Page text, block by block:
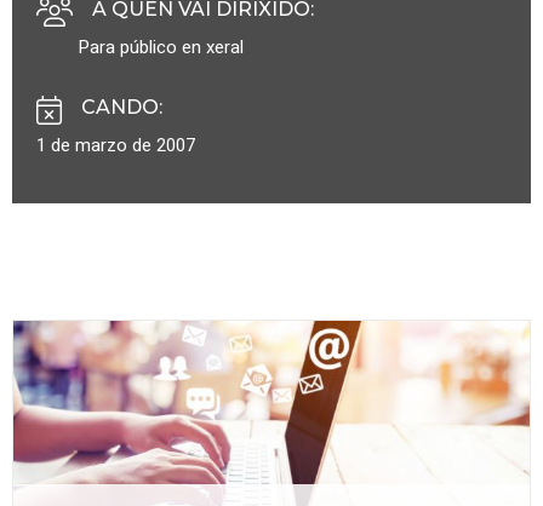
A QUEN VAI DIRIXIDO:
Para público en xeral
CANDO:
1 de marzo de 2007